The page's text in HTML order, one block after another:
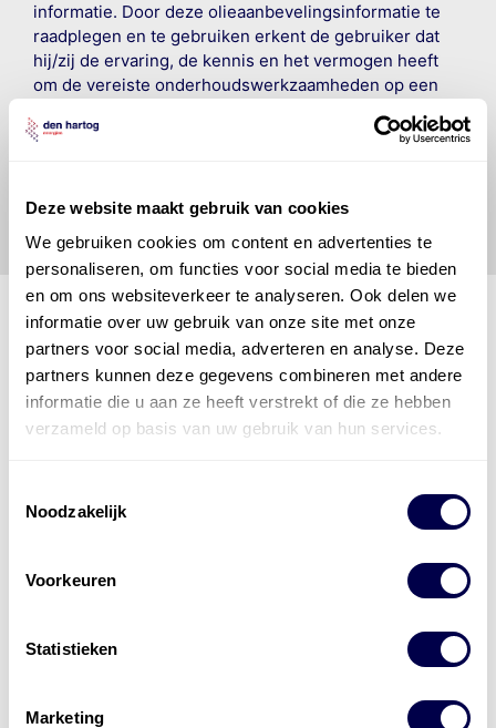
Deze website maakt gebruik van cookies
We gebruiken cookies om content en advertenties te
personaliseren, om functies voor social media te bieden
en om ons websiteverkeer te analyseren. Ook delen we
informatie over uw gebruik van onze site met onze
partners voor social media, adverteren en analyse. Deze
partners kunnen deze gegevens combineren met andere
informatie die u aan ze heeft verstrekt of die ze hebben
verzameld op basis van uw gebruik van hun services.
Noodzakelijk
Voorkeuren
Statistieken
Marketing
informatie. Door deze olieaanbevelingsinformatie te
raadplegen en te gebruiken erkent de gebruiker dat
hij/zij de ervaring, de kennis en het vermogen heeft
om de vereiste onderhoudswerkzaamheden op een
vrijwaart en indemniseert de uitgever en
Den Hartog
onjuist gebruik van de gepubliceerde gegevens.
Den Hartog Energies
bestaat uitvier divisies